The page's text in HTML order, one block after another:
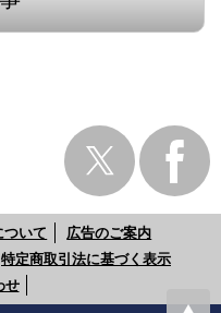
ついて
広告のご案内
特定商取引法に基づく表示
せ